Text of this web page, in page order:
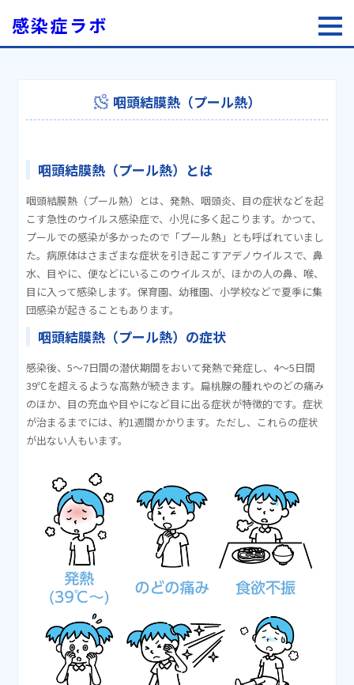
感染症ラボ
咽頭結膜熱（プール熱）
咽頭結膜熱（プール熱）とは
咽頭結膜熱（プール熱）とは、発熱、咽頭炎、目の症状などを起
こす急性のウイルス感染症で、小児に多く起こります。かつて、
プールでの感染が多かったので「プール熱」とも呼ばれていまし
た。病原体はさまざまな症状を引き起こすアデノウイルスで、鼻
水、目やに、便などにいるこのウイルスが、ほかの人の鼻、喉、
目に入って感染します。保育園、幼稚園、小学校などで夏季に集
団感染が起きることもあります。
咽頭結膜熱（プール熱）の症状
感染後、5～7日間の潜伏期間をおいて発熱で発症し、4～5日間
39℃を超えるような高熱が続きます。扁桃腺の腫れやのどの痛み
のほか、目の充血や目やになど目に出る症状が特徴的です。症状
が治まるまでには、約1週間かかります。ただし、これらの症状
が出ない人もいます。